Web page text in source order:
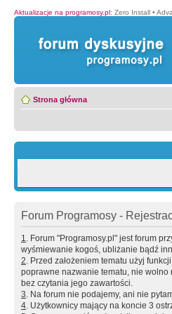
Aktualizacje na programosy.pl: Zero Install •
Strona główna
Forum Programosy -
1. Forum "Programosy.pl" jest forum
wyśmiewanie kogoś, ubliżanie bądź
2. Przed założeniem tematu użyj
poprawne nazwanie tematu, nie wolno
bez czytania jego zawartości.
3. Na forum nie podajemy, ani nie
4. Użytkownicy mający na koncie 3